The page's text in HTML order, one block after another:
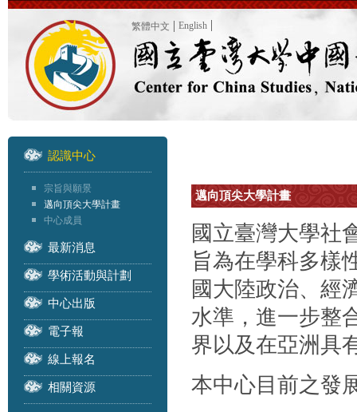
繁體中文 English
認識中心
宗旨與願景
邁向頂尖大學計畫
中心成員
最新消息
學術活動與計劃
中心出版
電子報
線上報名
相關資源
邁向頂尖大學計畫
國立臺灣大學社
旨為在學科多樣
國大陸政治、經
水準，進一步整
界以及在亞洲具
本中心目前之發